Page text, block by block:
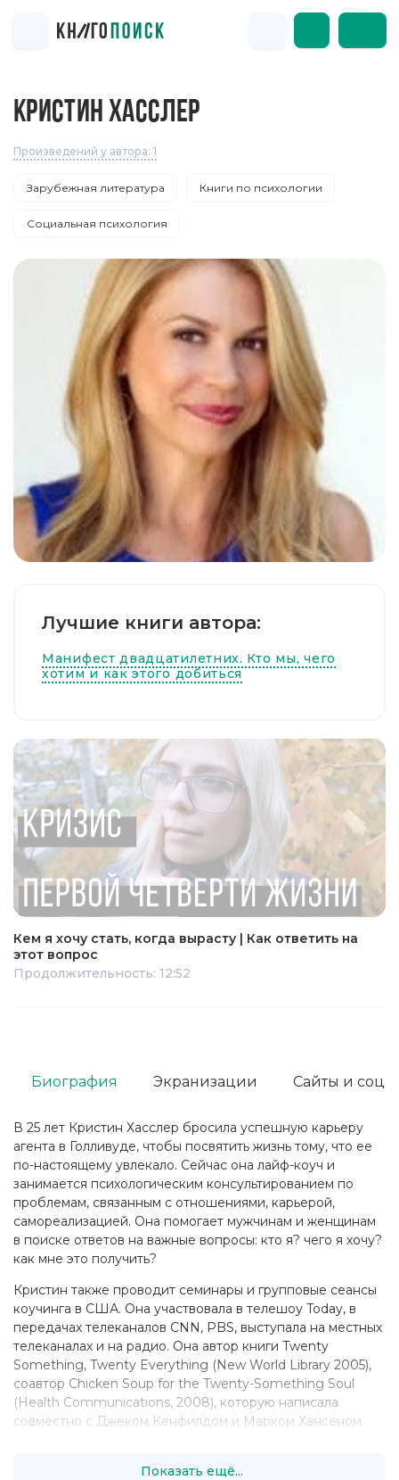
КРИСТИН ХАССЛЕР
Произведений у автора: 1
Зарубежная литература Книги по психологии
Социальная психология
Лучшие книги автора:
Манифест двадцатилетних. Кто мы, чего
хотим и как этого добиться
Кем я хочу стать, когда вырасту | Как ответить на
этот вопрос
Продолжительность: 12:52
В 25 лет Кристин Хасслер бросила успешную карьеру
агента в Голливуде, чтобы посвятить жизнь тому, что ее
по-настоящему увлекало. Сейчас она лайф-коуч и
занимается психологическим консультированием по
проблемам, связанным с отношениями, карьерой,
самореализацией. Она помогает мужчинам и женщинам
в поиске ответов на важные вопросы: кто я? чего я хочу?
как мне это получить?
Кристин также проводит семинары и групповые сеансы
коучинга в США. Она участвовала в телешоу Today, в
передачах телеканалов CNN, PBS, выступала на местных
телеканалах и на радио. Она автор книги Twenty
Something, Twenty Everything (New World Library 2005),
соавтор Chicken Soup for the Twenty-Something Soul
(Health Communications, 2008), которую написала
совместно с Джеком Кенфилдом и Марком Хансеном.
также прошла курс в компании Communication Arts. На
Показать ещё...
Биография Экранизации Сайты и соц.